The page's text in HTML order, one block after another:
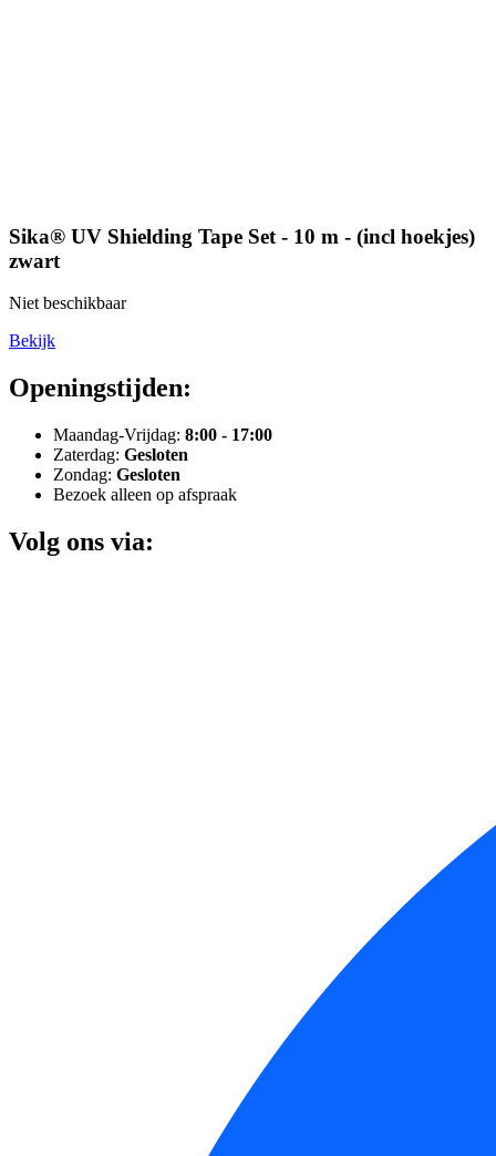
Sika® UV Shielding Tape Set - 10 m - (incl hoekjes)
zwart
Niet beschikbaar
Bekijk
Openingstijden:
Maandag-Vrijdag: 8:00 - 17:00
Zaterdag: Gesloten
Zondag: Gesloten
Bezoek alleen op afspraak
Volg ons via: